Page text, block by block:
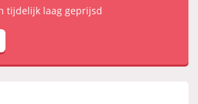
tijdelijk laag geprijsd